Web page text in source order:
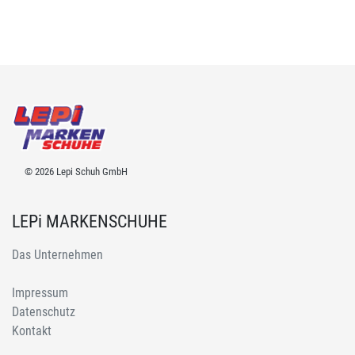
© 2026 Lepi Schuh GmbH
LEPi MARKENSCHUHE
Das Unternehmen
Impressum
Datenschutz
Kontakt